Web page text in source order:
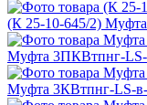
(К 25-10-645/2)
Муфта 3ПКВтпнг-
Муфта 3КВтпнг-LS-